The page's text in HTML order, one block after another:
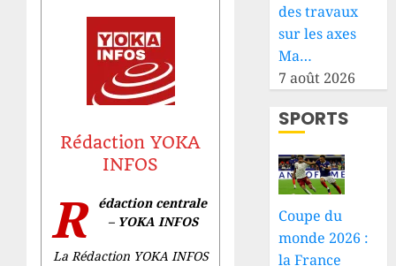
Rédaction YOKA
INFOS
R
édaction centrale
– YOKA INFOS
La Rédaction YOKA INFOS
des travaux
sur les axes
Ma…
7 août 2026
SPORTS
Coupe du
monde 2026 :
la France